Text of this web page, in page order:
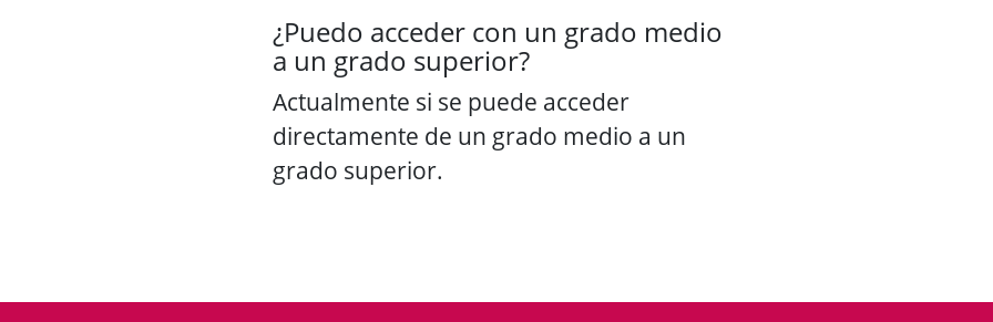
¿Puedo acceder con un grado medio
a un grado superior?
Actualmente si se puede acceder
directamente de un grado medio a un
grado superior.